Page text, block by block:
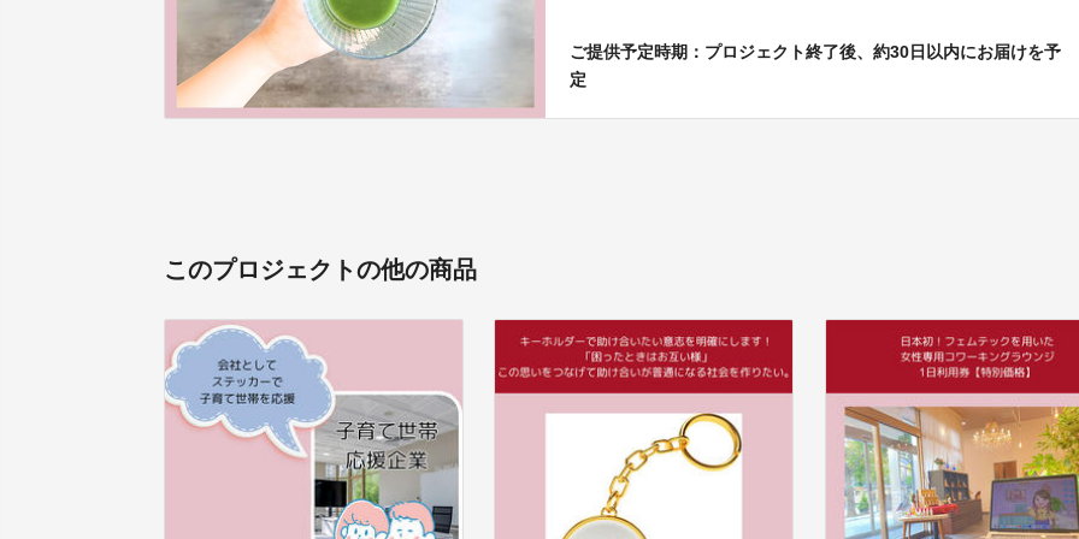
ご提供予定時期：プロジェクト終了後、約30日以内にお届けを予
定
このプロジェクトの他の商品